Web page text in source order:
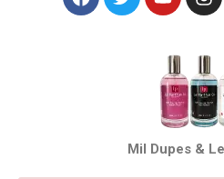
Mil Dupes &